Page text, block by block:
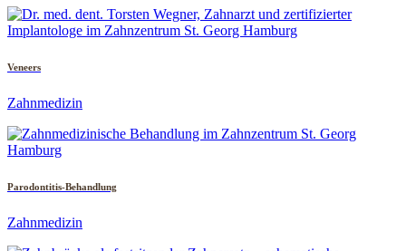
Veneers
Zahnmedizin
Parodontitis-Behandlung
Zahnmedizin